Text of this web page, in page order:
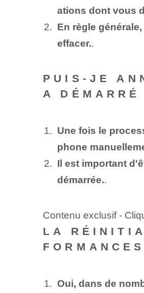
ations dont vous
En règle
effacer..
PUIS-JE
A
Une fois le
phone
Il est important
démarrée..
Contenu exclusif -
LA
Oui, dans de